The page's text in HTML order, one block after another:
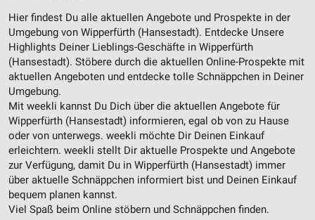
Hier findest Du alle aktuellen Angebote und Prospekte in der
Umgebung von Wipperfürth (Hansestadt). Entdecke Unsere
Highlights Deiner Lieblings-Geschäfte in Wipperfürth
(Hansestadt). Stöbere durch die aktuellen Online-Prospekte mit
aktuellen Angeboten und entdecke tolle Schnäppchen in Deiner
Umgebung.
Mit weekli kannst Du Dich über die aktuellen Angebote für
Wipperfürth (Hansestadt) informieren, egal ob von zu Hause
oder von unterwegs. weekli möchte Dir Deinen Einkauf
erleichtern. weekli stellt Dir aktuelle Prospekte und Angebote
zur Verfügung, damit Du in Wipperfürth (Hansestadt) immer
über aktuelle Schnäppchen informiert bist und Deinen Einkauf
bequem planen kannst.
Viel Spaß beim Online stöbern und Schnäppchen finden.